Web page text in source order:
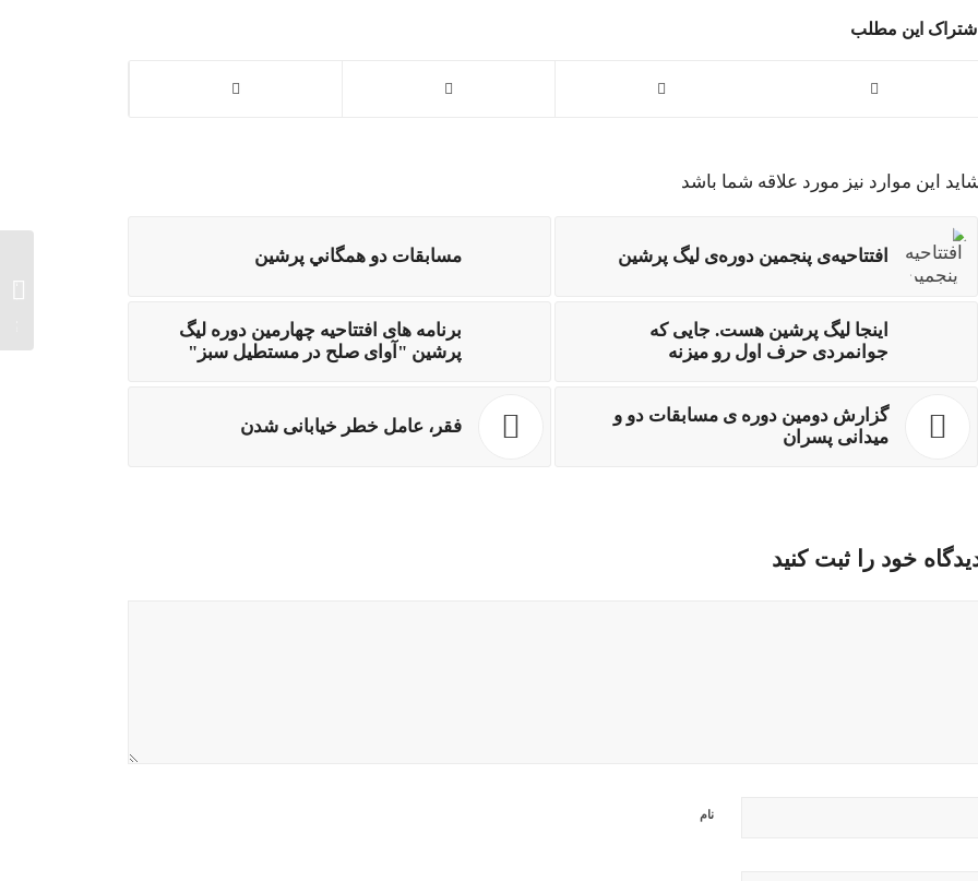
این مطلب
این موارد نیز مورد علاقه شما باشد
مسابقات دو همگاني پرشين افتتاحیه‌ی پنجمین دوره‌ی لیگ پرشین
برنامه های افتتاحیه چهارمین دوره لیگ
پرشین "آوای صلح در مستطیل سبز"
اینجا ⁧لیگ پرشین ⁩هست. جایی که
جوانمردی حرف اول‌ رو میزنه
فقر، عامل خطر خیابانی شدن
گزارش دومین دوره ی مسابقات دو و
میدانی پسران
خود را ثبت کنید
نام